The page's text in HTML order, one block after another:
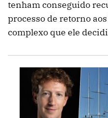
tenham conseguido
processo de retorno
complexo que ele